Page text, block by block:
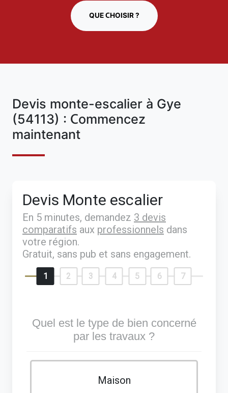
QUE CHOISIR ?
Devis monte-escalier à Gye
(54113) : Commencez
maintenant
Devis Monte escalier
En 5 minutes, demandez 3 devis
comparatifs aux professionnels dans
votre région.
Gratuit, sans pub et sans engagement.
1 2 3 4 5 6 7
Quel est le type de bien concerné
par les travaux ?
Maison